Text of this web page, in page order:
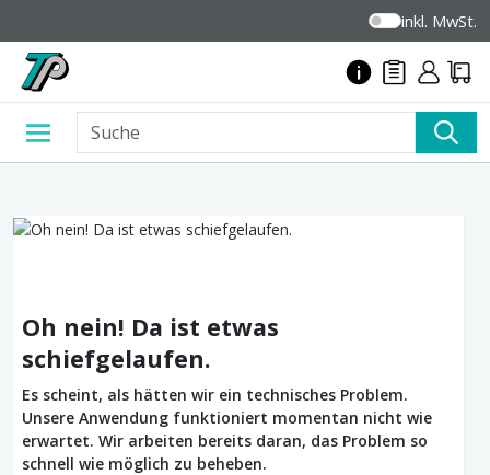
inkl. MwSt.
Oh nein! Da ist etwas
schiefgelaufen.
Es scheint, als hätten wir ein technisches Problem.
Unsere Anwendung funktioniert momentan nicht wie
erwartet. Wir arbeiten bereits daran, das Problem so
schnell wie möglich zu beheben.